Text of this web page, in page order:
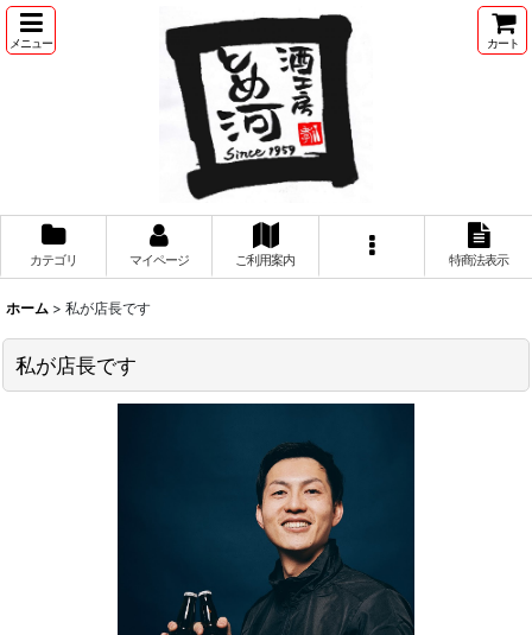
メニュー カート
カテゴリ マイページ ご利用案内 特商法表示
ホーム > 私が店長です
私が店長です